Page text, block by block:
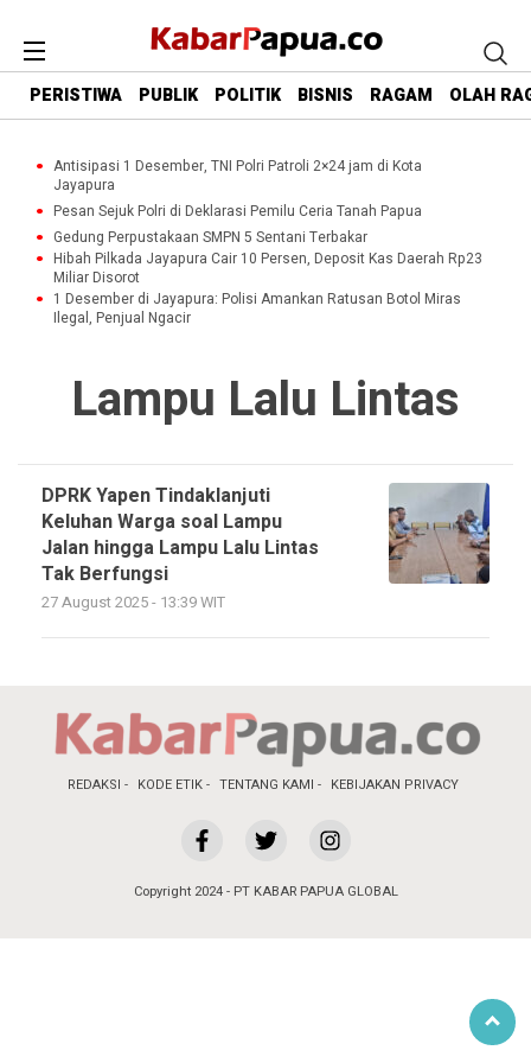
PERISTIWA PUBLIK POLITIK BISNIS RAGAM OLAH
Antisipasi 1 Desember, TNI Polri Patroli 2×24 jam di Kota
Jayapura
Pesan Sejuk Polri di Deklarasi Pemilu Ceria Tanah Papua
Gedung Perpustakaan SMPN 5 Sentani Terbakar
Hibah Pilkada Jayapura Cair 10 Persen, Deposit Kas Daerah Rp23
Miliar Disorot
1 Desember di Jayapura: Polisi Amankan Ratusan Botol Miras
Ilegal, Penjual Ngacir
Lampu Lalu Lintas
DPRK Yapen Tindaklanjuti
Keluhan Warga soal Lampu
Jalan hingga Lampu Lalu Lintas
Tak Berfungsi
27 August 2025 - 13:39 WIT
REDAKSI KODE ETIK TENTANG KAMI KEBIJAKAN PRIVACY
Copyright 2024 - PT KABAR PAPUA GLOBAL